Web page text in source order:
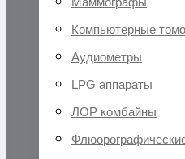
Компьютерные
Аудиометры
LPG аппараты
ЛОР комбайны